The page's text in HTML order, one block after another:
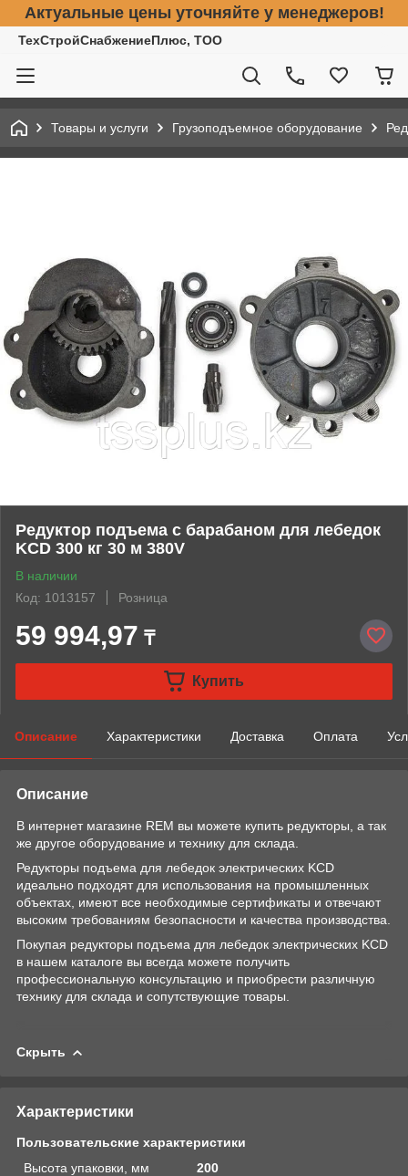
Актуальные цены уточняйте у менеджеров!
ТехСтройСнабжениеПлюс, ТОО
Товары и услуги Грузоподъемное оборудование
Редуктор подъема с барабаном для лебедок
KCD 300 кг 30 м 380V
В наличии
Код: 1013157
Розница
59 994,97 ₸
Купить
Описание Характеристики Доставка Оплата
Описание
В интернет магазине REM вы можете купить редукторы, а так
же другое оборудование и технику для склада.
Редукторы подъема для лебедок электрических KCD
идеально подходят для использования на промышленных
объектах, имеют все необходимые сертификаты и отвечают
высоким требованиям безопасности и качества производства.
Покупая редукторы подъема для лебедок электрических KCD
в нашем каталоге вы всегда можете получить
профессиональную консультацию и приобрести различную
технику для склада и сопутствующие товары.
Скрыть
Характеристики
Пользовательские характеристики
Высота упаковки, мм
200